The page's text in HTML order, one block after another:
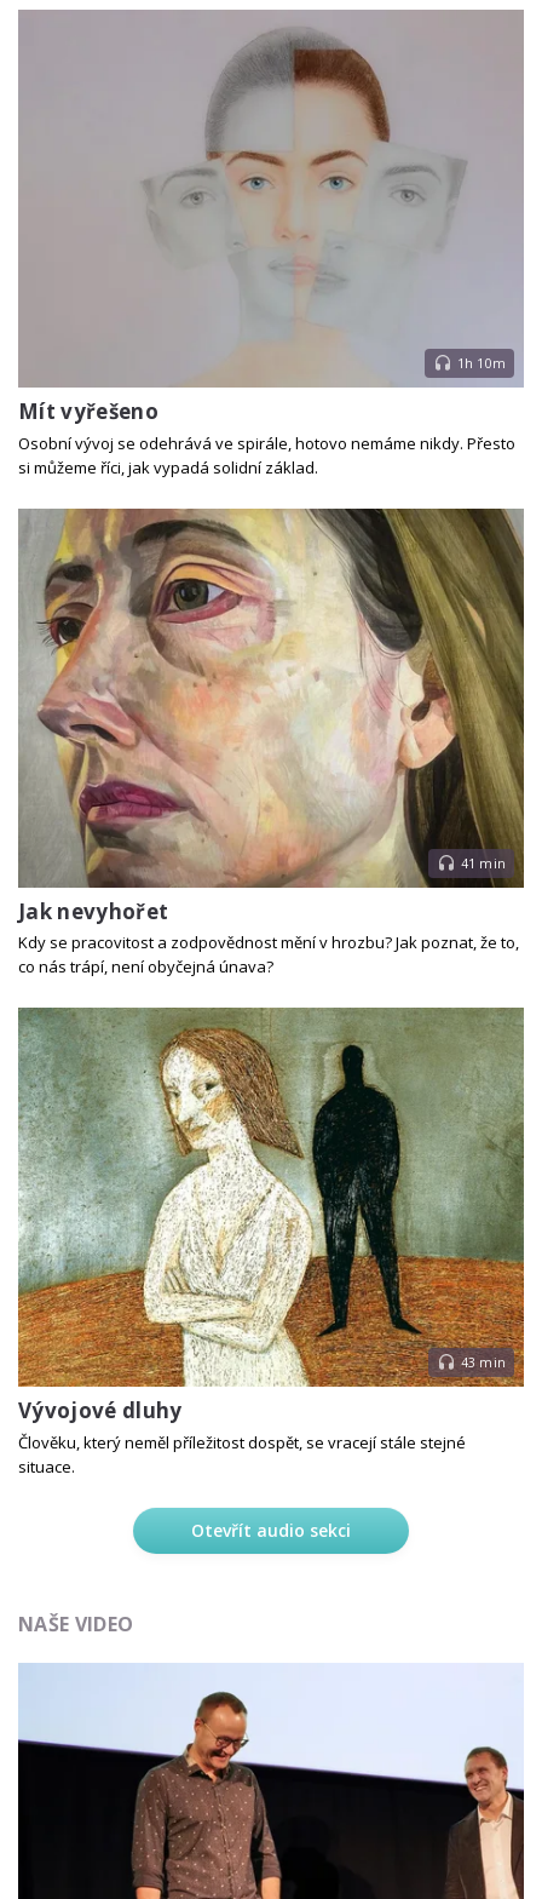
1h 10m
Mít vyřešeno
Osobní vývoj se odehrává ve spirále, hotovo nemáme nikdy. Přesto
si můžeme říci, jak vypadá solidní základ.
41 min
Jak nevyhořet
Kdy se pracovitost a zodpovědnost mění v hrozbu? Jak poznat, že to,
co nás trápí, není obyčejná únava?
43 min
Vývojové dluhy
Člověku, který neměl příležitost dospět, se vracejí stále stejné
situace.
Otevřít audio sekci
NAŠE VIDEO